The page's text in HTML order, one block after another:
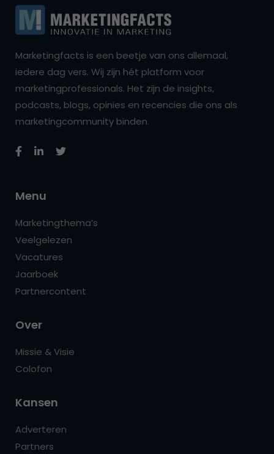
Marketingfacts is een beetje van ons allemaal,
iedere dag vers. Wij zijn hét platform voor
marketingprofessionals. Het zijn de insights,
podcasts, blogs, opinies en recencies die ons als
marketingcommunity binden.
Menu
Marketingthema’s
Veelgelezen
Vacatures
Jaarboek
Partnercontent
Over
Missie & Visie
Colofon
Kansen
Adverteren
Partners